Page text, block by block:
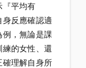
『平均有
反應確認適
，無論是課
的女性、還
確理解自身所